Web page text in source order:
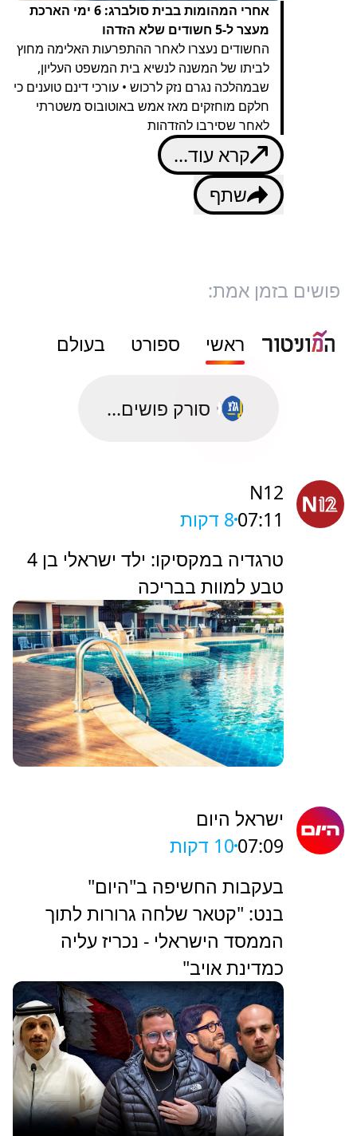
אחרי המהומות בבית סולברג: 6 ימי הארכת
מעצר ל-5 חשודים שלא הזדהו
החשודים נעצרו לאחר ההתפרעות האלימה מחוץ
לביתו של המשנה לנשיא בית המשפט העליון,
שבמהלכה נגרם נזק לרכוש • עורכי דינם טוענים כי
חלקם מוחזקים מאז אמש באוטובוס משטרתי
לאחר שסירבו להזדהות
קרא עוד...
שתף
פושים בזמן אמת:
ראשי ספורט בעולם
סורק פושים...
N12
07:118 דקות
טרגדיה במקסיקו: ילד ישראלי בן 4
טבע למוות בבריכה
ישראל היום
07:0910 דקות
בעקבות החשיפה ב"היום"
בנט: "קטאר שלחה גרורות לתוך
הממסד הישראלי - נכריז עליה
כמדינת אויב"